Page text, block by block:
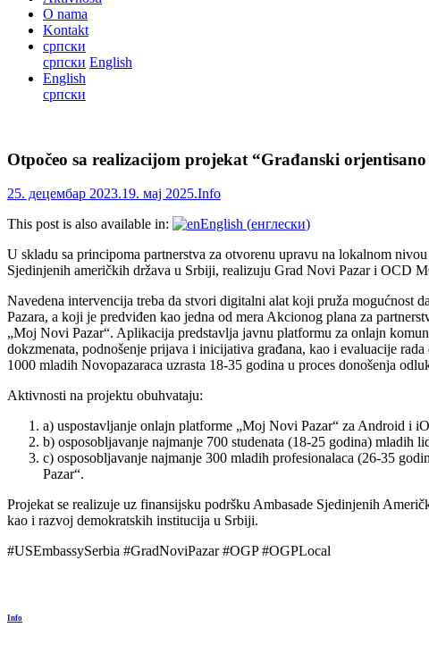
O nama
Kontakt
српски
српски English
English
српски
Otpočeo sa realizacijom projekat “Građanski
25. децембар 2023.19. мај 2025.Info
This post is also available in:
English (енглески)
U skladu sa principoma partnerstva za otvorenu upravu na lokalnom
Sjedinjenih američkih država u Srbiji, realizuju Grad Novi Pazar i OCD
Navedena intervencija treba da stvori digitalni alat koji pruža mogućnost
Pazara, a koji je predviđen kao jedna od mera Akcionog plana za
„Moj Novi Pazar“. Aplikacija predstavlja javnu platformu za onlajn
dokzmenata, podnošenje prijava i inicijativa građana, kao i evaluacije
1000 mladih Novopazaraca uzrasta 18-35 godina u proces donošenja
Aktivnosti na projektu obuhvataju:
a) uspostavljanje onlajn platforme „Moj Novi Pazar“ za Android i
b) osposobljavanje najmanje 700 studenata (18-25 godina) mladih
c) osposobljavanje najmanje 300 mladih profesionalaca (26-35
Pazar“.
Projekat se realizuje uz finansijsku podršku Ambasade Sjedinjenih
kao i razvoj demokratskih institucija u Srbiji.
#USEmbassySerbia #GradNoviPazar #OGP #OGPLocal
Info